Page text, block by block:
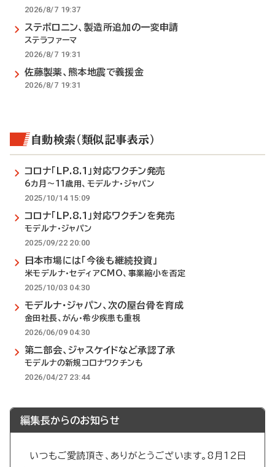
2026/8/7 19:37
ステボロニン、製造所追加の一変申請
ステラファーマ
2026/8/7 19:31
佐藤製薬、熊本地震で義援金
2026/8/7 19:31
自動検索（類似記事表示）
コロナ「LP.8.1」対応ワクチン発売
6カ月～11歳用、モデルナ・ジャパン
2025/10/14 15:09
コロナ「LP.8.1」対応ワクチンを発売
モデルナ・ジャパン
2025/09/22 20:00
日本市場には「今後も継続投資」
米モデルナ・セディアCMO、事業縮小を否定
2025/10/03 04:30
モデルナ・ジャパン、次の屋台骨を育成
金田社長、がん・希少疾患も重視
2026/06/09 04:30
第二部会、ジャスケイドなど承認了承
モデルナの新規コロナワクチンも
2026/04/27 23:44
編集長からのお知らせ
いつもご愛読頂き、ありがとうございます。8月12日